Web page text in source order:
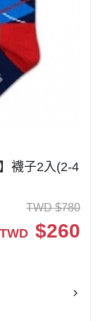
襪子2入(2-4
TWD $780
TWD $260